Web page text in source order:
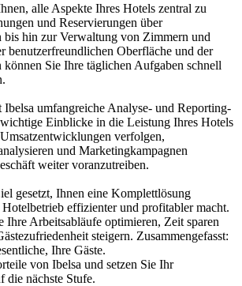
alle Aspekte Ihres Hotels zentral zu
und Reservierungen über
bis hin zur Verwaltung von Zimmern und
benutzerfreundlichen Oberfläche und der
Sie Ihre täglichen Aufgaben schnell
Ibelsa umfangreiche Analyse- und Reporting-
Einblicke in die Leistung Ihres Hotels
verfolgen,
und Marketingkampagnen
weiter voranzutreiben.
gesetzt, Ihnen eine Komplettlösung
effizienter und profitabler macht.
Ihre Arbeitsabläufe optimieren, Zeit sparen
steigern. Zusammengefasst:
Ihre Gäste.
von Ibelsa und setzen Sie Ihr
die nächste Stufe.